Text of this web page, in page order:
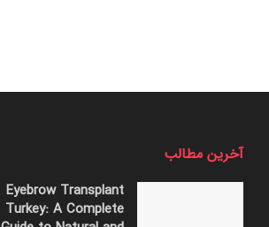
آخرین مطالب
Eyebrow Transplant
Turkey: A Complete